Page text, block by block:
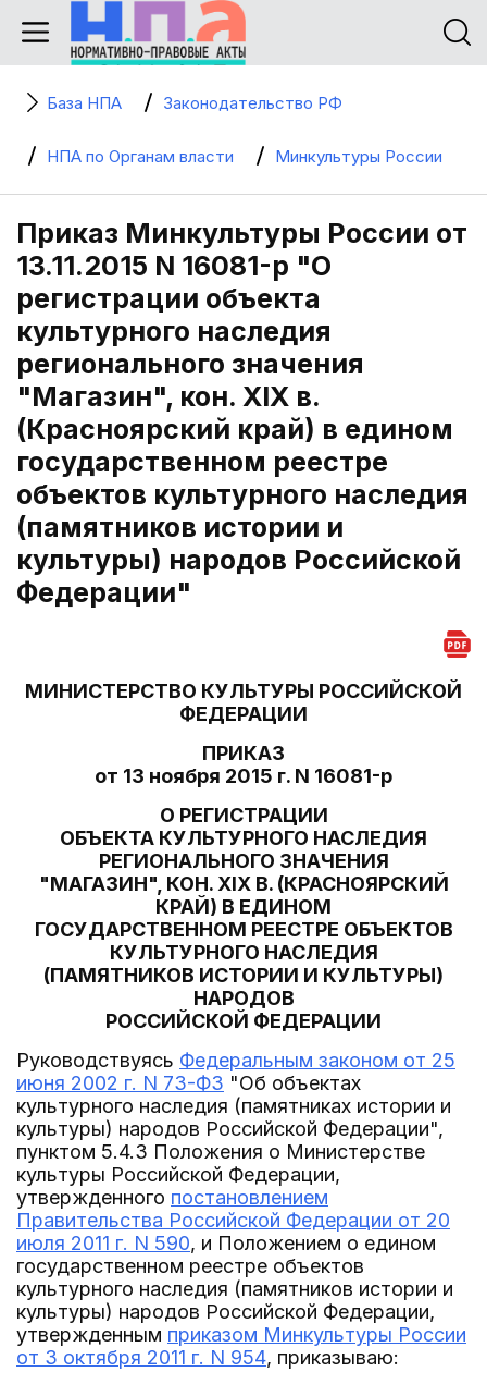
База НПА Законодательство РФ
НПА по Органам власти Минкультуры России
Приказ Минкультуры России от
13.11.2015 N 16081-р "О
регистрации объекта
культурного наследия
регионального значения
"Магазин", кон. XIX в.
(Красноярский край) в едином
государственном реестре
объектов культурного наследия
(памятников истории и
культуры) народов Российской
Федерации"
МИНИСТЕРСТВО КУЛЬТУРЫ РОССИЙСКОЙ
ФЕДЕРАЦИИ
ПРИКАЗ
от 13 ноября 2015 г. N 16081-р
О РЕГИСТРАЦИИ
ОБЪЕКТА КУЛЬТУРНОГО НАСЛЕДИЯ
РЕГИОНАЛЬНОГО ЗНАЧЕНИЯ
"МАГАЗИН", КОН. XIX В. (КРАСНОЯРСКИЙ
КРАЙ) В ЕДИНОМ
ГОСУДАРСТВЕННОМ РЕЕСТРЕ ОБЪЕКТОВ
КУЛЬТУРНОГО НАСЛЕДИЯ
(ПАМЯТНИКОВ ИСТОРИИ И КУЛЬТУРЫ)
НАРОДОВ
РОССИЙСКОЙ ФЕДЕРАЦИИ
Руководствуясь Федеральным законом от 25
июня 2002 г. N 73-ФЗ "Об объектах
культурного наследия (памятниках истории и
культуры) народов Российской Федерации",
пунктом 5.4.3 Положения о Министерстве
культуры Российской Федерации,
утвержденного постановлением
Правительства Российской Федерации от 20
июля 2011 г. N 590, и Положением о едином
государственном реестре объектов
культурного наследия (памятников истории и
культуры) народов Российской Федерации,
утвержденным приказом Минкультуры России
от 3 октября 2011 г. N 954, приказываю: